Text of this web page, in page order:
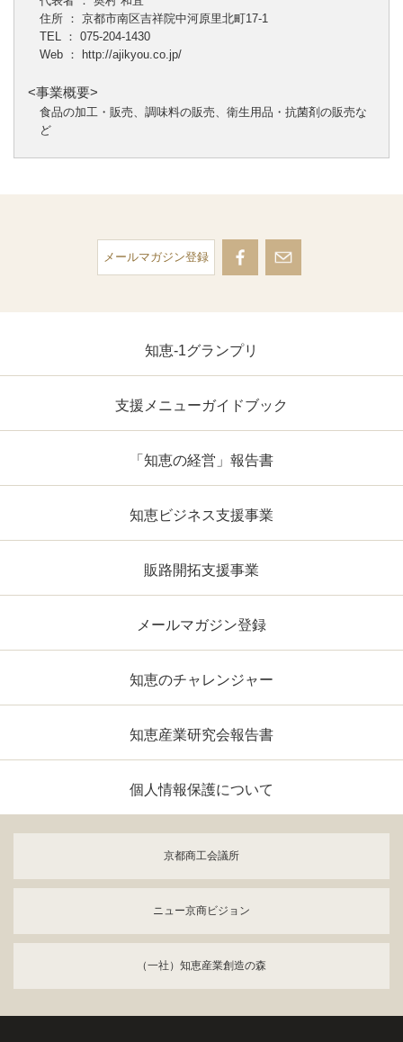
住所 ： 京都市南区吉祥院中河原里北町17-1
TEL ： 075-204-1430
Web ：
http://ajikyou.co.jp/
<事業概要>
食品の加工・販売、調味料の販売、衛生用品・抗菌剤の販売な
ど
メールマガジン登録
知恵-1グランプリ
支援メニューガイドブック
「知恵の経営」報告書
知恵ビジネス支援事業
販路開拓支援事業
メールマガジン登録
知恵のチャレンジャー
知恵産業研究会報告書
個人情報保護について
京都商工会議所
ニュー京商ビジョン
（一社）知恵産業創造の森